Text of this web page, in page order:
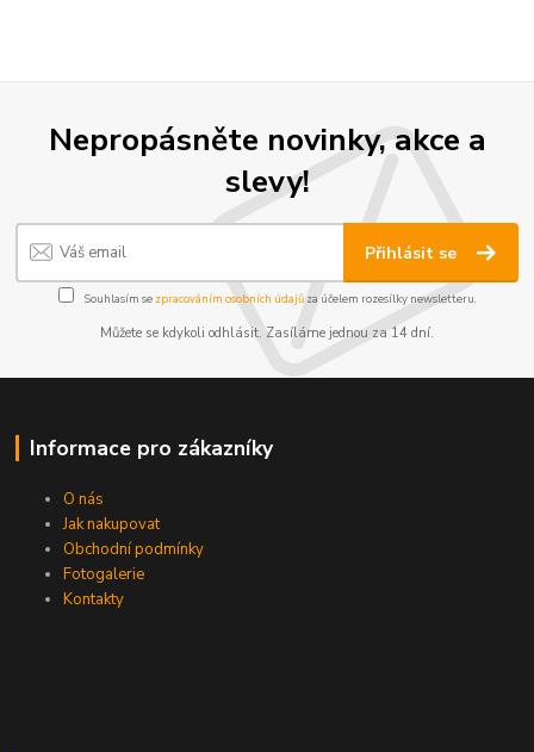
Nepropásněte novinky, akce a
slevy!
Přihlásit se
Souhlasím se zpracováním osobních údajůza účelem rozesílky newsletteru.
Můžete se kdykoli odhlásit. Zasíláme jednou za 14 dní.
Informace pro zákazníky
O nás
Jak nakupovat
Obchodní podmínky
Fotogalerie
Kontakty